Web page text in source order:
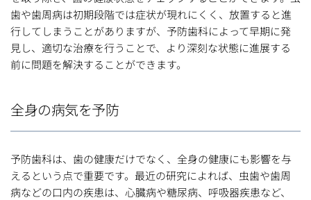
歯や歯周病は初期段階では症状が現れにくく、放置すると進
行してしまうことがありますが、予防歯科によって早期に発
見し、適切な治療を行うことで、より深刻な状態に進展する
前に問題を解決することができます。
全身の病気を予防
予防歯科は、歯の健康だけでなく、全身の健康にも影響を与
えるという点で重要です。最近の研究によれば、虫歯や歯周
病などの口内の疾患は、心臓病や糖尿病、呼吸器疾患など、